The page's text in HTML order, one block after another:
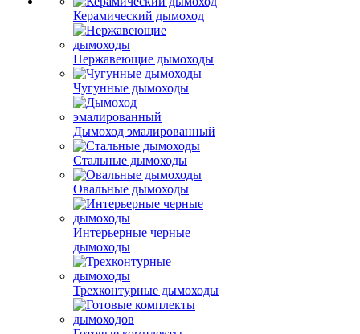
Керамический дымоход
Нержавеющие дымоходы
Чугунные дымоходы
Дымоход эмалированный
Стальные дымоходы
Овальные дымоходы
Интерьерные черные
дымоходы
Трехконтурные дымоходы